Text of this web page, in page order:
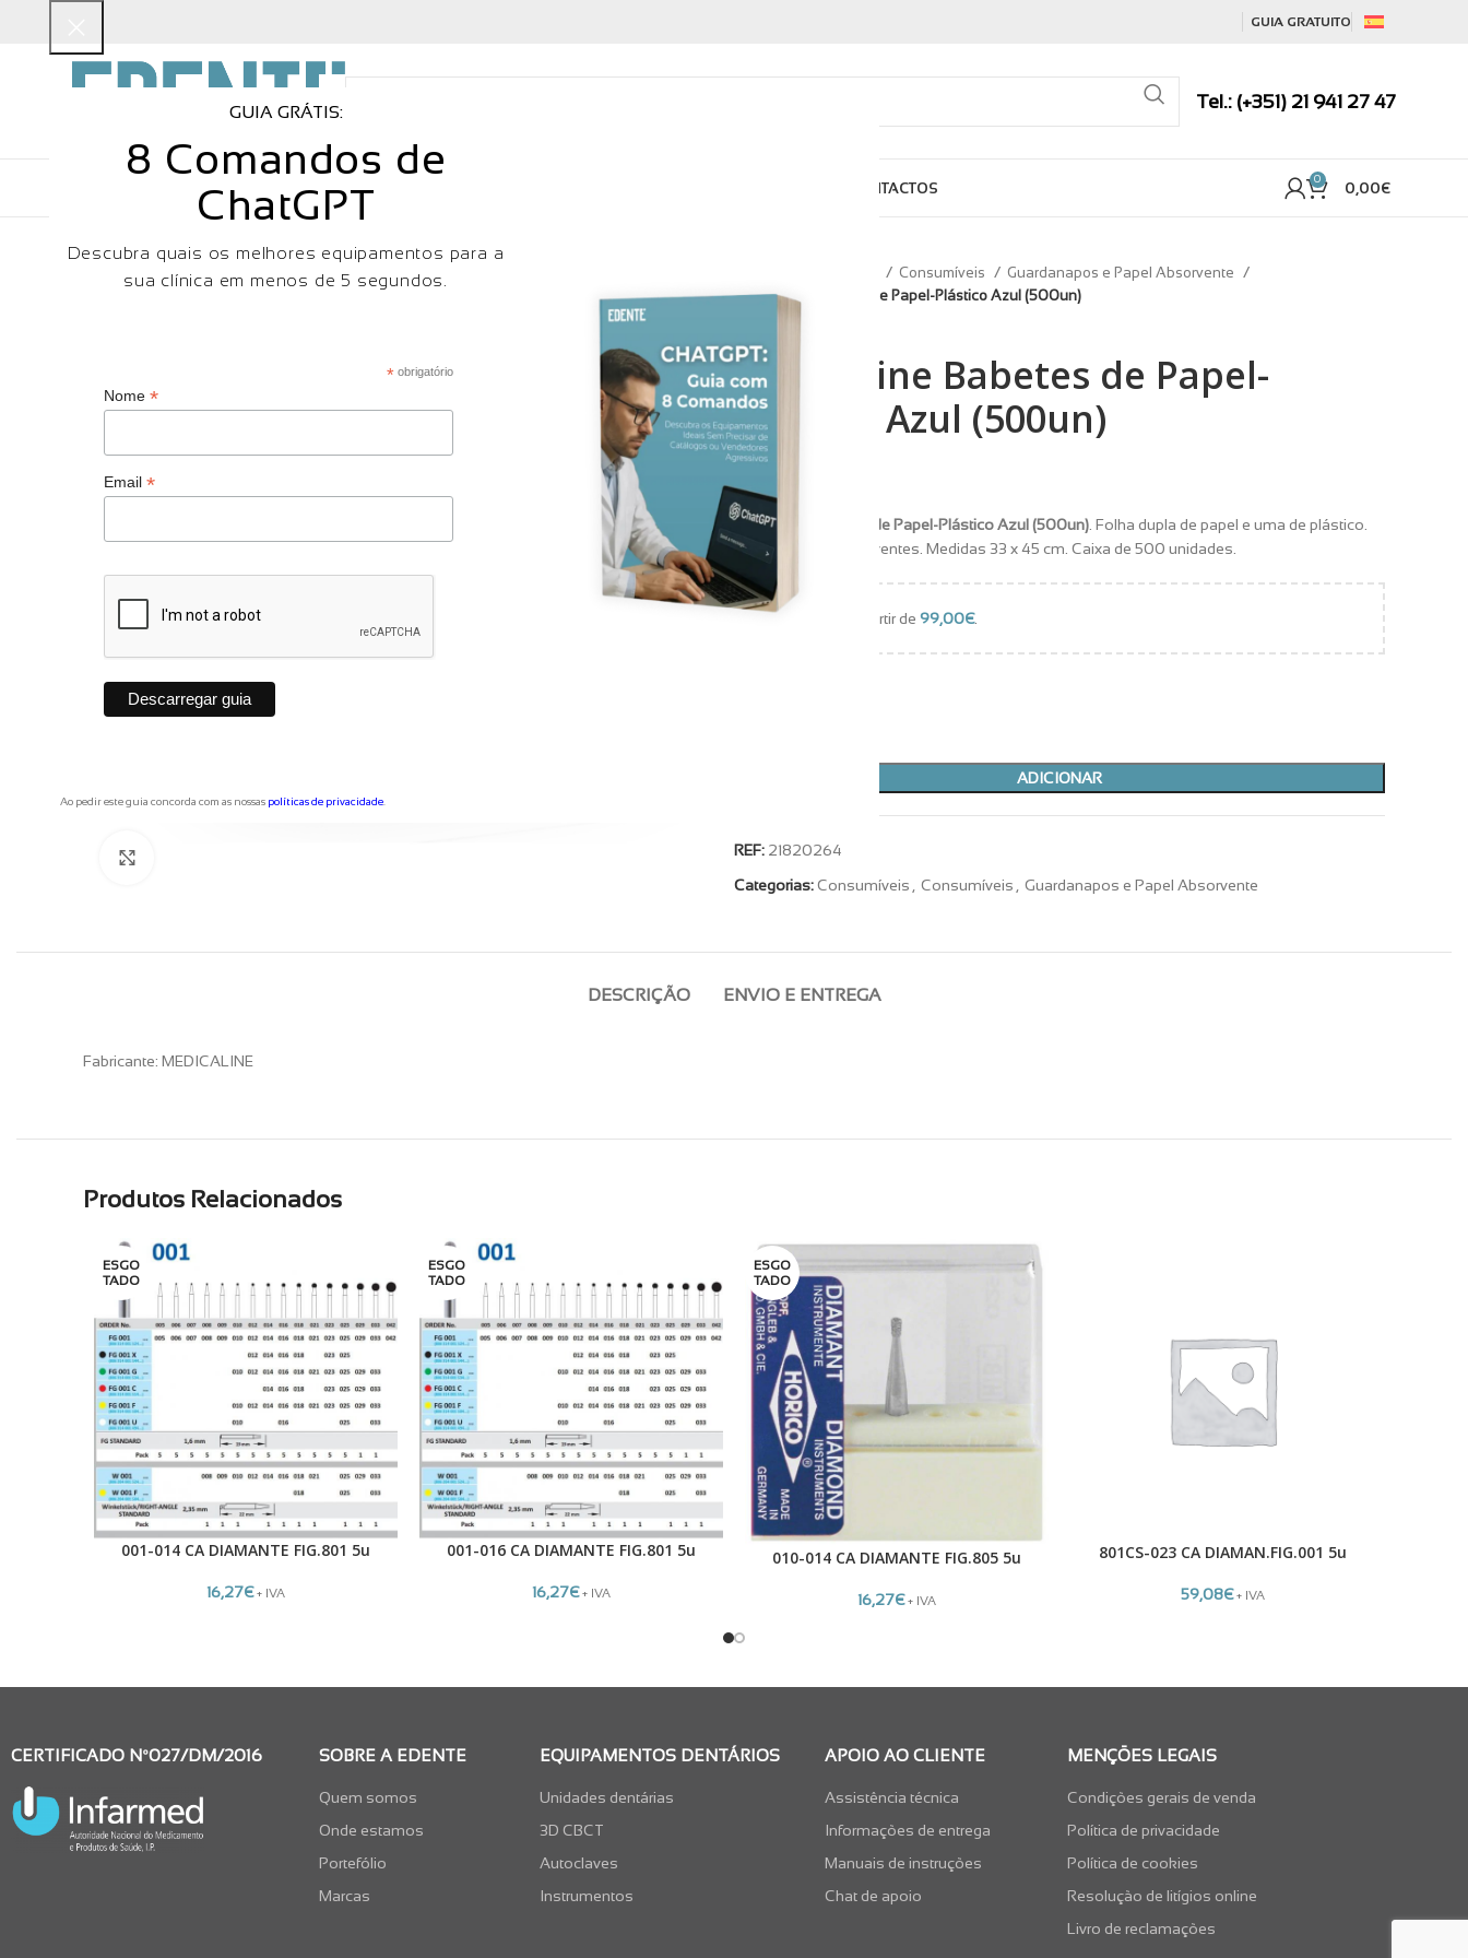
GUIA GRÁTIS:
8 Comandos de
ChatGPT
Descubra quais os melhores equipamentos para a
sua clínica em menos de 5 segundos.
*obrigatório
Nome *
Email *
Ao pedir este guia concorda com as nossas políticas de privacidade
GUIA GRATUITO
Tel.: (+351) 21 941 27 47
EQUIPAMENTOS CONSUMÍVEIS CONTACTOS
0
0,00€
Consumíveis
Guardanapos e Papel Absorvente
Medicaline Babetes de Papel-Plástico Azul (500un)
Medicaline Babetes de Papel-
Plástico Azul (500un)
Medicaline Babetes de Papel-Plástico Azul (500un) . Folha dupla de papel e uma de plástico.
Resistentes e absorventes. Medidas 33 x 45 cm. Caixa de 500 unidades.
Envios grátis a partir de 99,00€.
ADICIONAR
REF: 21820264
Categorias:Consumíveis Consumíveis Guardanapos e Papel Absorvente
DESCRIÇÃO ENVIO E ENTREGA
Fabricante: MEDICALINE
Produtos Relacionados
ESGO
TADO
LER MAIS
001-014 CA DIAMANTE FIG.801 5u
16,27€ + IVA
ESGO
TADO
LER MAIS
001-016 CA DIAMANTE FIG.801 5u
16,27€ + IVA
ESGO
TADO
LER MAIS
010-014 CA DIAMANTE FIG.805 5u
16,27€ + IVA
ADICIONAR
801CS-023 CA DIAMAN.FIG.001 5u
59,08€ + IVA
CERTIFICADO Nº027/DM/2016 SOBRE A EDENTE
Quem somos
Onde estamos
Portefólio
Marcas
EQUIPAMENTOS DENTÁRIOS
Unidades dentárias
3D CBCT
Autoclaves
Instrumentos
APOIO AO CLIENTE
Assistência técnica
Informações de entrega
Manuais de instruções
Chat de apoio
MENÇÕES LEGAIS
Condições gerais de venda
Política de privacidade
Política de cookies
Resolução de litígios online
Livro de reclamações